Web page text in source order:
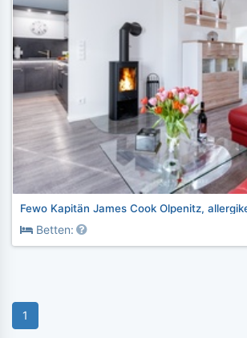
Fewo Kapitän James Cook Olpenitz,
Betten:
1